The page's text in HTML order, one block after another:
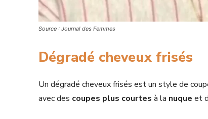
Source : Journal des Femmes
Dégradé cheveux frisés
Un dégradé cheveux frisés est un style de
avec des coupes plus courtes à la nuque et